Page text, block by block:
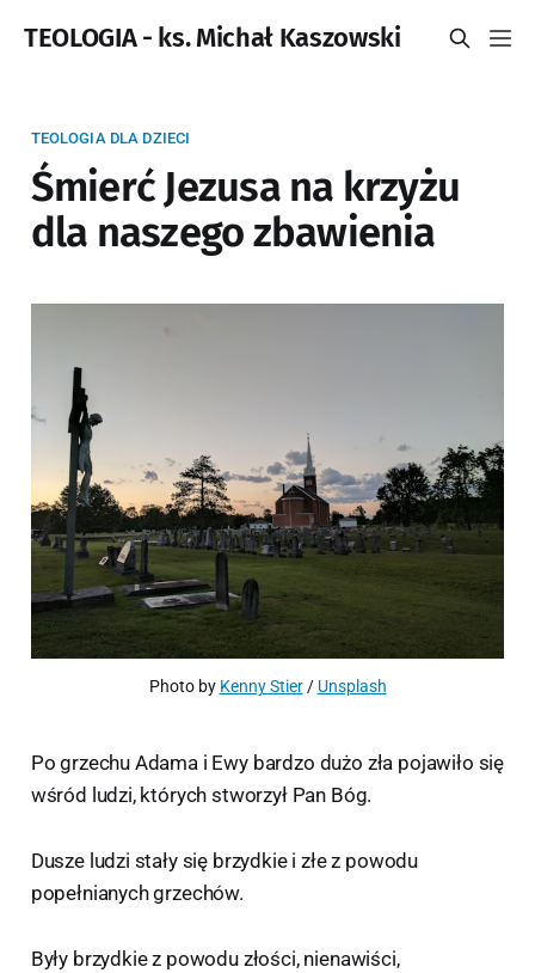
TEOLOGIA - ks. Michał Kaszowski
TEOLOGIA DLA DZIECI
Śmierć Jezusa na krzyżu
dla naszego zbawienia
Photo by Kenny Stier / Unsplash
Po grzechu Adama i Ewy bardzo dużo zła pojawiło się
wśród ludzi, których stworzył Pan Bóg.
Dusze ludzi stały się brzydkie i złe z powodu
popełnianych grzechów.
Były brzydkie z powodu złości, nienawiści,